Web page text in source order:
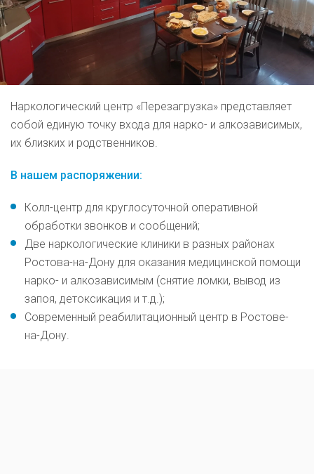
Наркологический центр «Перезагрузка» представляет
собой единую точку входа для нарко- и алкозависимых,
их близких и родственников.
В нашем распоряжении:
Колл-центр для круглосуточной оперативной
обработки звонков и сообщений;
Две наркологические клиники в разных районах
Ростова-на-Дону для оказания медицинской помощи
нарко- и алкозависимым (снятие ломки, вывод из
запоя, детоксикация и т.д.);
Современный реабилитационный центр в Ростове-
на-Дону.